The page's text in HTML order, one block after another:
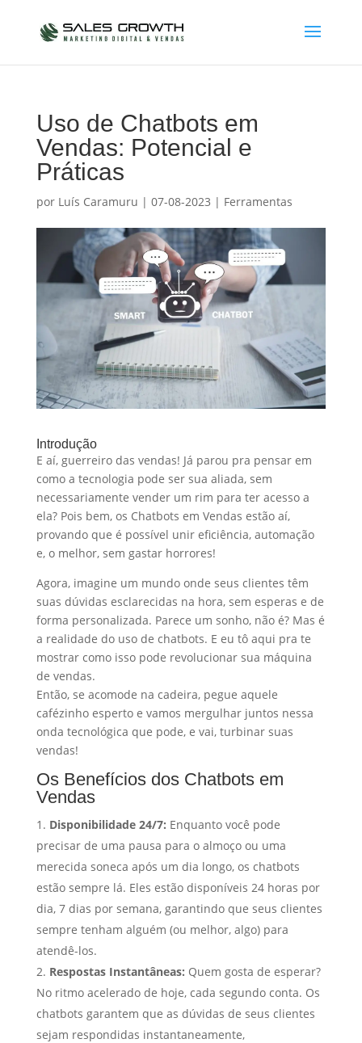
Uso de Chatbots em
Vendas: Potencial e
Práticas
por Luís Caramuru | 07-08-2023 | Ferramentas
Introdução
E aí, guerreiro das vendas! Já parou pra pensar em
como a tecnologia pode ser sua aliada, sem
necessariamente vender um rim para ter acesso a
ela? Pois bem, os Chatbots em Vendas estão aí,
provando que é possível unir eficiência, automação
e, o melhor, sem gastar horrores!
Agora, imagine um mundo onde seus clientes têm
suas dúvidas esclarecidas na hora, sem esperas e de
forma personalizada. Parece um sonho, não é? Mas é
a realidade do uso de chatbots. E eu tô aqui pra te
mostrar como isso pode revolucionar sua máquina
de vendas.
Então, se acomode na cadeira, pegue aquele
cafézinho esperto e vamos mergulhar juntos nessa
onda tecnológica que pode, e vai, turbinar suas
vendas!
Os Benefícios dos Chatbots em
Vendas
Disponibilidade 24/7: Enquanto você pode
precisar de uma pausa para o almoço ou uma
merecida soneca após um dia longo, os chatbots
estão sempre lá. Eles estão disponíveis 24 horas por
dia, 7 dias por semana, garantindo que seus clientes
sempre tenham alguém (ou melhor, algo) para
atendê-los.
Respostas Instantâneas: Quem gosta de esperar?
No ritmo acelerado de hoje, cada segundo conta. Os
chatbots garantem que as dúvidas de seus clientes
sejam respondidas instantaneamente,